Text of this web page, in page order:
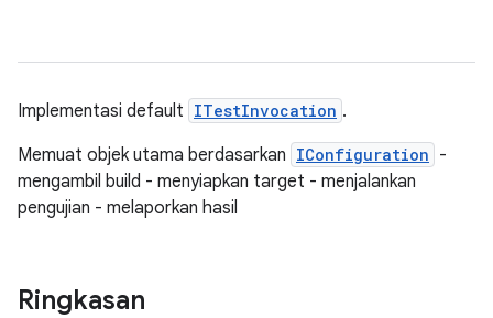
Implementasi default ITestInvocation .
Memuat objek utama berdasarkan IConfiguration -
mengambil build - menyiapkan target - menjalankan
pengujian - melaporkan hasil
Ringkasan